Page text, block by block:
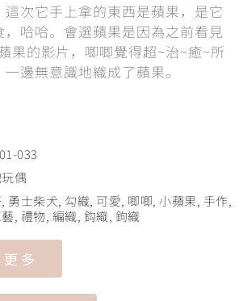
這次它手上拿的東西是蘋果，是它
哈哈。會選蘋果是因為之前看見
果的影片，唧唧覺得超~治~癒~所
邊無意識地織成了蘋果。
033
偶
, 勇士柴犬, 勾織, 可愛, 唧唧, 小蘋果, 手作,
, 禮物, 編織, 鈎織, 鉤織
多